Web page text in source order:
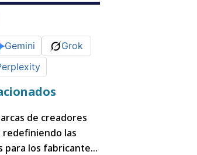
Gemini
Grok
de creadores
redefiniendo las
para los fabricantes